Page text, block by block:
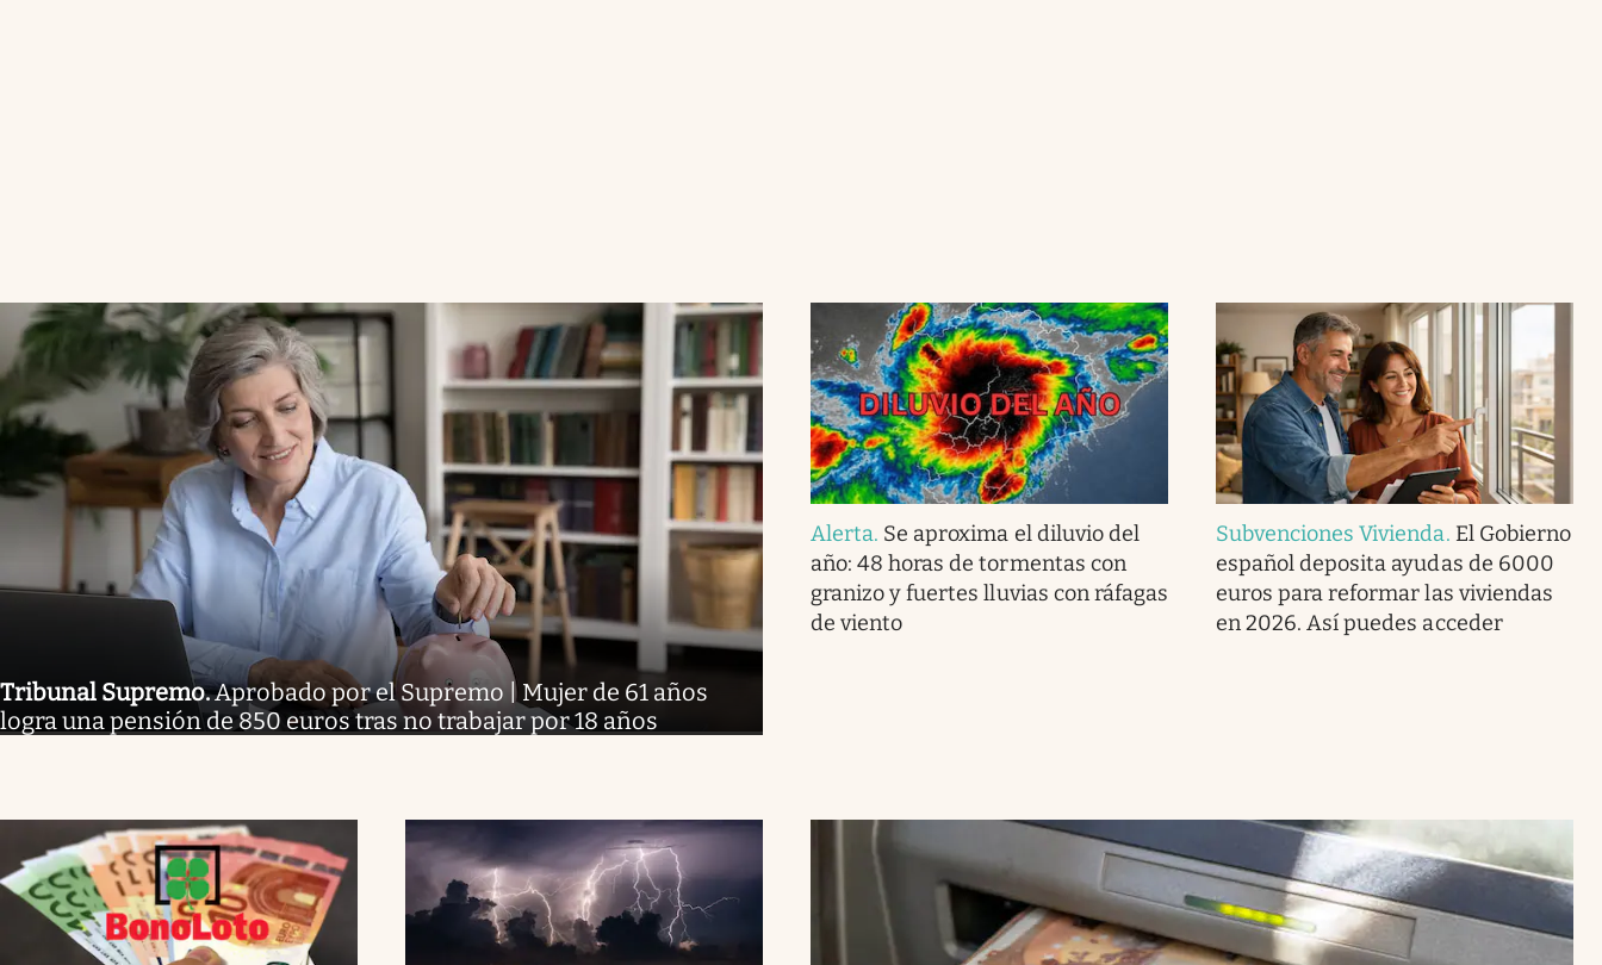
Tribunal Supremo.Aprobado por el Supremo | Mujer de 61 años
logra una pensión de 850 euros tras no trabajar por 18 años
Alerta. Se aproxima el diluvio del
año: 48 horas de tormentas con
granizo y fuertes lluvias con ráfagas
de viento
Subvenciones Vivienda. El Gobierno
español deposita ayudas de 6000
euros para reformar las viviendas
en 2026. Así puedes acceder